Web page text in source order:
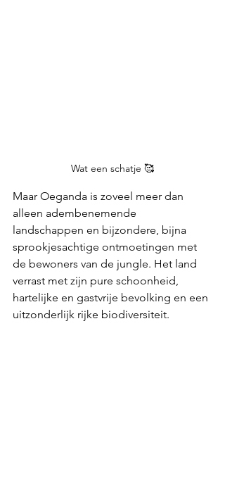
Wat een schatje 🥰
Maar Oeganda is zoveel meer dan
alleen adembenemende
landschappen en bijzondere, bijna
sprookjesachtige ontmoetingen met
de bewoners van de jungle. Het land
verrast met zijn pure schoonheid,
hartelijke en gastvrije bevolking en een
uitzonderlijk rijke biodiversiteit.